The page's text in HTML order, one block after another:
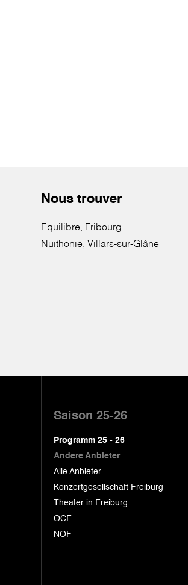
Nous trouver
Equilibre, Fribourg
Nuithonie, Villars-sur-Glâne
Saison 25-26
Programm 25 - 26
Andere Anbieter
Alle Anbieter
Konzertgesellschaft Freiburg
Theater in Freiburg
OCF
NOF